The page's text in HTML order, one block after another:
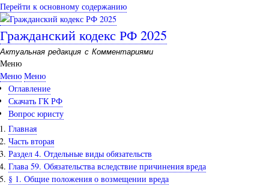
Перейти к основному содержанию
Гражданский кодекс РФ 2025
Актуальная редакция с Комментариями
Меню
Меню Меню
Оглавление
Скачать ГК РФ
Вопрос юристу
Главная
Часть вторая
Раздел 4. Отдельные виды обязательств
Глава 59. Обязательства вследствие причинения вреда
§ 1. Общие положения о возмещении вреда